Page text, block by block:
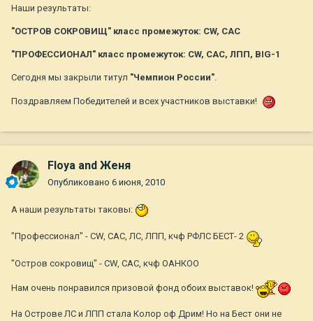
Наши результаты:
"ОСТРОВ СОКРОВИЩ" класс промежуток: CW, CAC
"ПРОФЕССИОНАЛ" класс промежуток: CW, CAC, ЛПП, BIG-1
Сегодня мы закрыли титул "Чемпион России".
Поздравляем Победителей и всех участников выставки!
Floya and Женя
Опубликовано 6 июня, 2010
А наши результаты таковы:
"Профессионал" - СW, САС, ЛС, ЛПП, кчф РФЛС БЕСТ- 2
"Остров сокровищ" - СW, САС, кчф ОАНКОО
Нам очень понравился призовой фонд обоих выставок!
На Острове ЛС и ЛПП стала Колор оф Дрим! Но на Бест они не